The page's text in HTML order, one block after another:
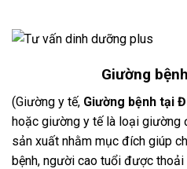
Giường
(Giường y tế, Giường bệnh tại
hoặc giường y tế là loại giường
sản xuất nhằm mục đích giúp
bệnh, người cao tuổi được thoải